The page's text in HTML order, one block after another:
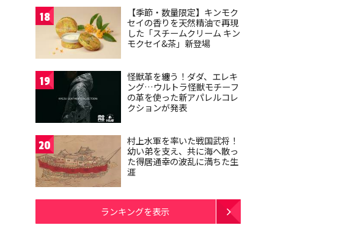
18
【季節・数量限定】キンモク
セイの香りを天然精油で再現
した「スチームクリーム キン
モクセイ&茶」新登場
19
怪獣革を纏う！ダダ、エレキ
ング…ウルトラ怪獣モチーフ
の革を使った新アパレルコレ
クションが発表
20
村上水軍を率いた戦国武将！
幼い弟を支え、共に海へ散っ
た得居通幸の波乱に満ちた生
涯
ランキングを表示